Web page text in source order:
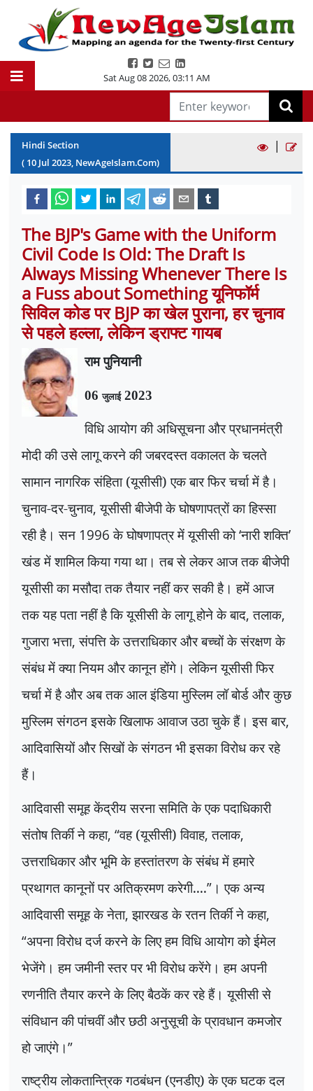
Sat Aug 08 2026,03:11 AM
Hindi Section
( 10 Jul 2023, NewAgeIslam.Com)
|
The BJP's Game with the Uniform
Civil Code Is Old: The Draft Is
Always Missing Whenever There Is
a Fuss about Something यूनिफॉर्म
सिविल कोड पर BJP का खेल पुराना, हर चुनाव
से पहले हल्ला, लेकिन ड्राफ्ट गायब
राम पुनियानी
06जुलाई2023
विधि आयोग की अधिसूचना और प्रधानमंत्री
मोदी की उसे लागू करने की जबरदस्त वकालत के चलते
सामान नागरिक संहिता (यूसीसी) एक बार फिर चर्चा में है।
चुनाव-दर-चुनाव,यूसीसी बीजेपी के घोषणापत्रों का हिस्सा
रही है। सन 1996के घोषणापत्र में यूसीसी को‘नारी शक्ति’
खंड में शामिल किया गया था। तब से लेकर आज तक बीजेपी
यूसीसी का मसौदा तक तैयार नहीं कर सकी है। हमें आज
तक यह पता नहीं है कि यूसीसी के लागू होने के बाद,तलाक,
गुजारा भत्ता,संपत्ति के उत्तराधिकार और बच्चों के संरक्षण के
संबंध में क्या नियम और कानून होंगे। लेकिन यूसीसी फिर
चर्चा में है और अब तक आल इंडिया मुस्लिम लॉ बोर्ड और कुछ
मुस्लिम संगठन इसके खिलाफ आवाज उठा चुके हैं। इस बार,
आदिवासियों और सिखों के संगठन भी इसका विरोध कर रहे
हैं।
आदिवासी समूह केंद्रीय सरना समिति के एक पदाधिकारी
संतोष तिर्की ने कहा, “वह (यूसीसी) विवाह,तलाक,
उत्तराधिकार और भूमि के हस्तांतरण के संबंध में हमारे
प्रथागत कानूनों पर अतिक्रमण करेगी....” । एक अन्य
आदिवासी समूह के नेता,झारखड के रतन तिर्की ने कहा,
“अपना विरोध दर्ज करने के लिए हम विधि आयोग को ईमेल
भेजेंगे। हम जमीनी स्तर पर भी विरोध करेंगे। हम अपनी
रणनीति तैयार करने के लिए बैठकें कर रहे हैं। यूसीसी से
संविधान की पांचवीं और छठी अनुसूची के प्रावधान कमजोर
हो जाएंगे।”
राष्ट्रीय लोकतान्त्रिक गठबंधन (एनडीए) के एक घटक दल